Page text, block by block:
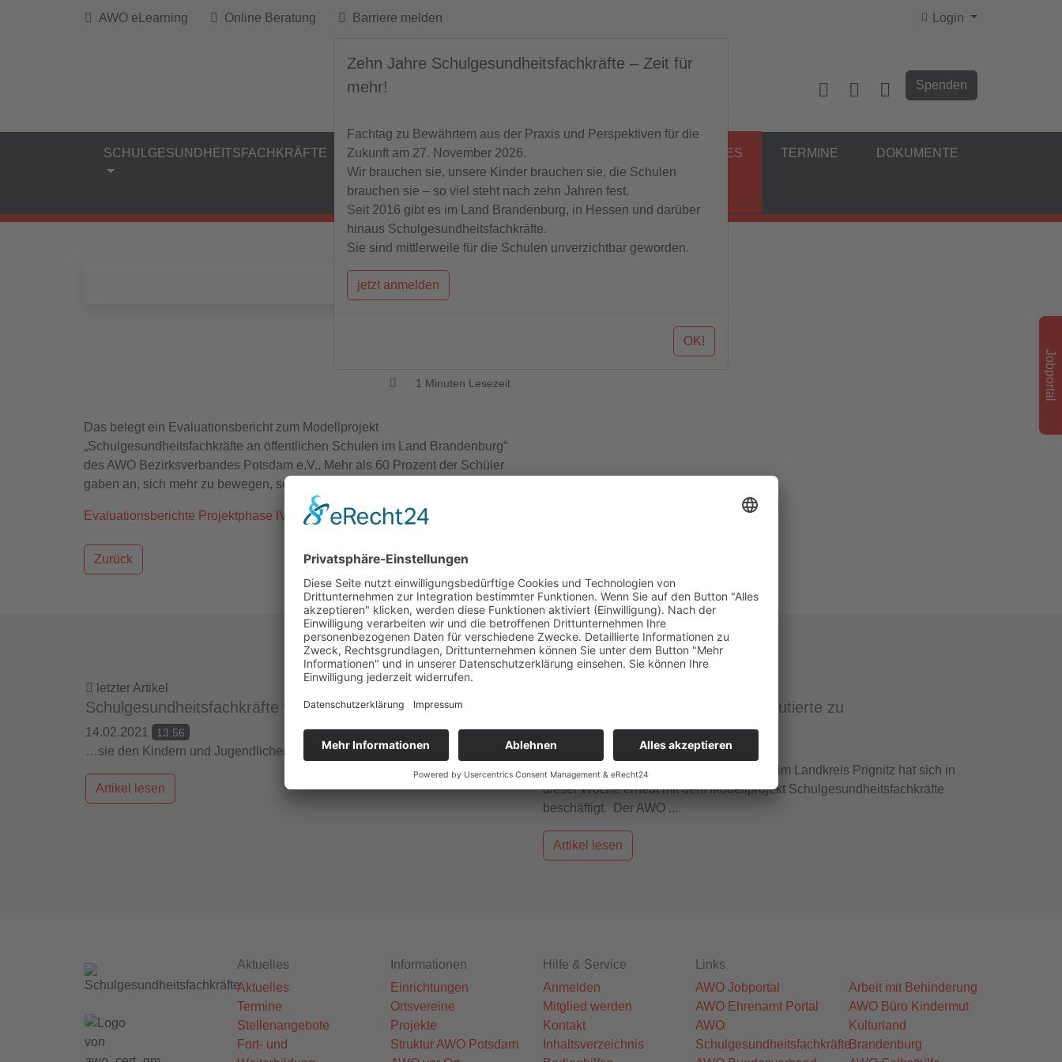
AWO eLearning Online Beratung Barriere melden Login
Spenden
SCHULGESUNDHEITSFACHKRÄFTE
DAS
MODELLPROJEKT
WISSENSWERTES AKTUELLES TERMINE DOKUMENTE
aktiv gleich
... Kinder und Jugendliche dadurch aktiver sind.
1 Minuten Lesezeit
Das belegt ein Evaluationsbericht zum Modellprojekt
„Schulgesundheitsfachkräfte an öffentlichen Schulen im Land Brandenburg“
des AWO Bezirksverbandes Potsdam e.V.. Mehr als 60 Prozent der Schüler
gaben an, sich mehr zu bewegen, seit die Schulkrankenschwester da ist.
Evaluationsberichte Projektphase IV
Zurück
letzter Artikel
Schulgesundheitsfachkräfte wirken, weil…
14.02.2021 13:56
…sie den Kindern und Jugendlichen einfach guttun.
Artikel lesen
Perleberger Sozialausschuss diskutierte zu
Schulgesundheitsfachkräften
26.02.2021 14:36
Der Sozialausschuss der Stadt Perleberg im Landkreis Prignitz hat sich in
dieser Woche erneut mit dem Modellprojekt Schulgesundheitsfachkräfte
beschäftigt. Der AWO ...
Artikel lesen
Aktuelles
Aktuelles
Termine
Stellenangebote
Fort- und
Informationen
Einrichtungen
Ortsvereine
Projekte
Struktur AWO Potsdam
Hilfe & Service
Anmelden
Mitglied werden
Kontakt
Inhaltsverzeichnis
Links
AWO Jobportal
AWO Ehrenamt Portal
AWO
Schulgesundheitsfachkräfte
Arbeit mit Behinderung
AWO Büro Kindermut
Kulturland
Brandenburg
Jobportal
Zehn Jahre Schulgesundheitsfachkräfte – Zeit für
mehr!
Fachtag zu Bewährtem aus der Praxis und Perspektiven für die
Zukunft am 27. November 2026.
Wir brauchen sie, unsere Kinder brauchen sie, die Schulen
brauchen sie – so viel steht nach zehn Jahren fest.
Seit 2016 gibt es im Land Brandenburg, in Hessen und darüber
hinaus Schulgesundheitsfachkräfte.
Sie sind mittlerweile für die Schulen unverzichtbar geworden.
jetzt anmelden
OK!